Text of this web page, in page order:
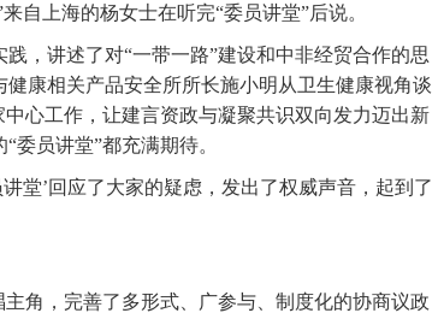
自上海的杨女士在听完“委员讲堂”后说。
讲述了对“一带一路”建设和中非经贸合作的思
康相关产品安全所所长施小明从卫生健康视角谈
心工作，让建言资政与凝聚共识双向发力迈出新
委员讲堂”都充满期待。
’回应了大家的疑虑，发出了权威声音，起到了
，完善了多形式、广参与、制度化的协商议政